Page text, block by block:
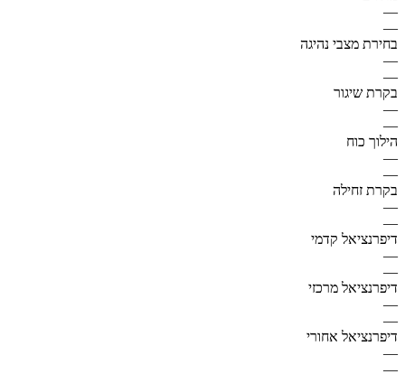
—
—
בחירת מצבי נהיגה
—
—
בקרת שיגור
—
—
הילוך כוח
—
—
בקרת זחילה
—
—
דיפרנציאל קדמי
—
—
דיפרנציאל מרכזי
—
—
דיפרנציאל אחורי
—
—